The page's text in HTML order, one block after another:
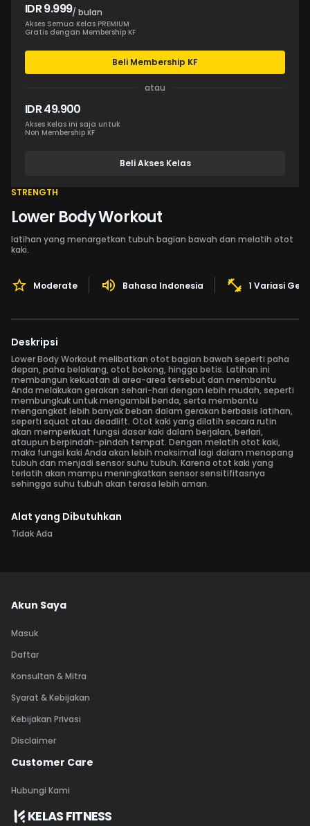
IDR 9.999/ bulan
Akses Semua Kelas PREMIUM
Gratis dengan Membership KF
Beli Membership KF
atau
IDR 49.900
Akses Kelas ini saja untuk
Non Membership KF
Beli Akses Kelas
STRENGTH
Lower Body Workout
latihan yang menargetkan tubuh bagian bawah dan melatih otot
kaki.
Moderate Bahasa Indonesia 1 Variasi
Deskripsi
Lower Body Workout melibatkan otot bagian bawah seperti paha
depan, paha belakang, otot bokong, hingga betis. Latihan ini
membangun kekuatan di area-area tersebut dan membantu
Anda melakukan gerakan sehari-hari dengan lebih mudah, seperti
membungkuk untuk mengambil benda, serta membantu
mengangkat lebih banyak beban dalam gerakan berbasis latihan,
seperti squat atau deadlift. Otot kaki yang dilatih secara rutin
akan memperkuat fungsi dasar kaki dalam berjalan, berlari,
ataupun berpindah-pindah tempat. Dengan melatih otot kaki,
maka fungsi kaki Anda akan lebih maksimal lagi dalam menopang
tubuh dan menjadi sensor suhu tubuh. Karena otot kaki yang
terlatih akan mampu meningkatkan sensor sensitifitasnya
sehingga suhu tubuh akan terasa lebih aman.
Alat yang Dibutuhkan
Tidak Ada
Akun Saya
Masuk
Daftar
Konsultan & Mitra
Syarat & Kebijakan
Kebijakan Privasi
Disclaimer
Customer Care
Hubungi Kami
KELAS FITNESS